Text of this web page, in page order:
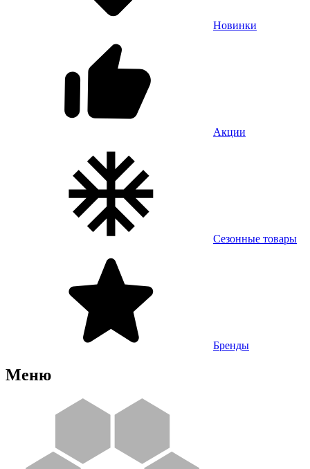
Новинки
Акции
Сезонные товары
Бренды
Меню